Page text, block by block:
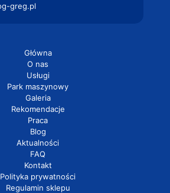
greg.pl
Główna
O nas
Usługi
Park maszynowy
Galeria
Rekomendacje
Praca
Blog
Aktualności
FAQ
Kontakt
Polityka prywatności
Regulamin sklepu